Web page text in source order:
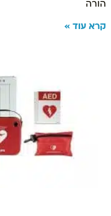
הורה
קרא עוד »